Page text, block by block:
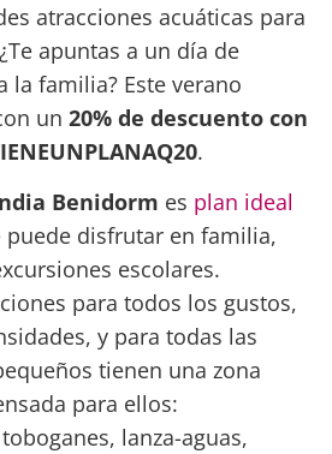
atracciones acuáticas para
apuntas a un día de
la familia? Este verano
un 20% de descuento con
.
Benidorm es plan ideal
disfrutar en familia,
escolares.
para todos los gustos,
y para todas las
tienen una zona
para ellos:
lanza-aguas,